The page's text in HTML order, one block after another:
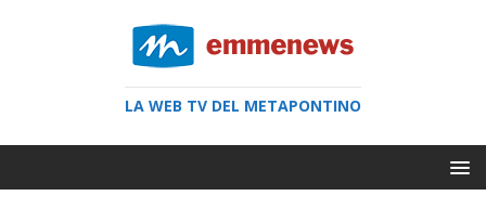
LA WEB TV DEL METAPONTINO